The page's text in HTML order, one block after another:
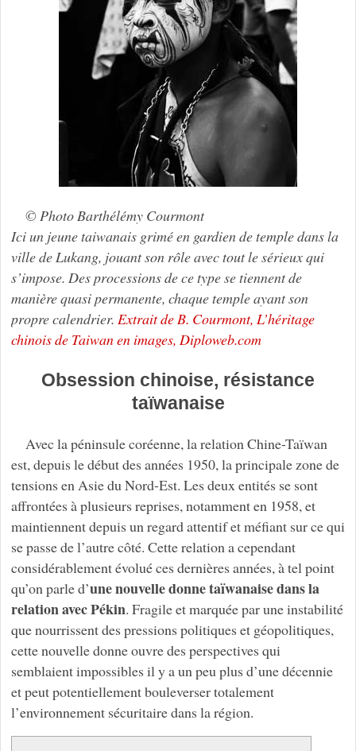
© Photo Barthélémy Courmont
Ici un jeune taiwanais grimé en gardien de temple dans la
ville de Lukang, jouant son rôle avec tout le sérieux qui
s’impose. Des processions de ce type se tiennent de
manière quasi permanente, chaque temple ayant son
propre calendrier. Extrait de B. Courmont, L’héritage
chinois de Taiwan en images, Diploweb.com
Obsession chinoise, résistance
taïwanaise
Avec la péninsule coréenne, la relation Chine-Taïwan
est, depuis le début des années 1950, la principale zone de
tensions en Asie du Nord-Est. Les deux entités se sont
affrontées à plusieurs reprises, notamment en 1958, et
maintiennent depuis un regard attentif et méfiant sur ce qui
se passe de l’autre côté. Cette relation a cependant
considérablement évolué ces dernières années, à tel point
qu’on parle d’une nouvelle donne taïwanaise dans la
relation avec Pékin. Fragile et marquée par une instabilité
que nourrissent des pressions politiques et géopolitiques,
cette nouvelle donne ouvre des perspectives qui
semblaient impossibles il y a un peu plus d’une décennie
et peut potentiellement bouleverser totalement
l’environnement sécuritaire dans la région.